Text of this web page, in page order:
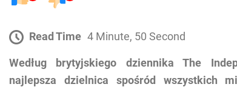
Read Time 4 Minute, 50 Second
Według brytyjskiego dziennika The
najlepsza dzielnica spośród wszystkich